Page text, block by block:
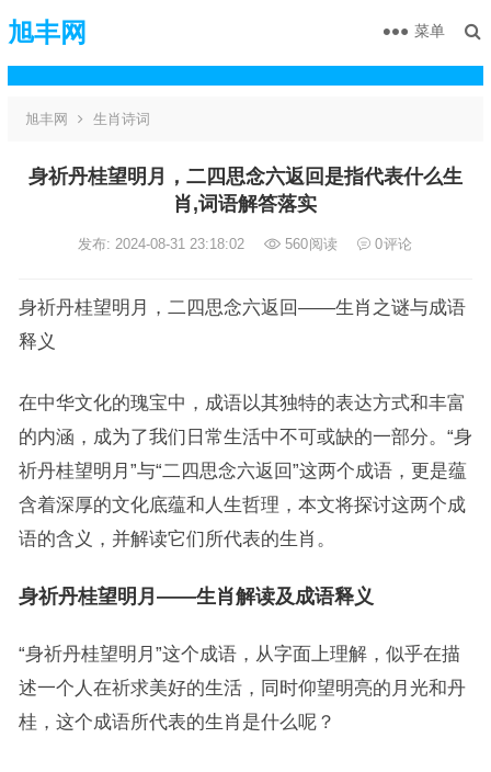
旭丰网 菜单
旭丰网 生肖诗词
身祈丹桂望明月，二四思念六返回是指代表什么生
肖,词语解答落实
发布: 2024-08-31 23:18:02 560阅读 0评论
身祈丹桂望明月，二四思念六返回——生肖之谜与成语
释义
在中华文化的瑰宝中，成语以其独特的表达方式和丰富
的内涵，成为了我们日常生活中不可或缺的一部分。“身
祈丹桂望明月”与“二四思念六返回”这两个成语，更是蕴
含着深厚的文化底蕴和人生哲理，本文将探讨这两个成
语的含义，并解读它们所代表的生肖。
身祈丹桂望明月——生肖解读及成语释义
“身祈丹桂望明月”这个成语，从字面上理解，似乎在描
述一个人在祈求美好的生活，同时仰望明亮的月光和丹
桂，这个成语所代表的生肖是什么呢？